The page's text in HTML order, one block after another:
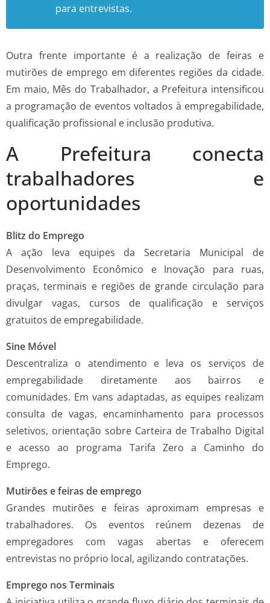
para entrevistas.
Outra frente importante é a realização de feiras e
mutirões de emprego em diferentes regiões da cidade.
Em maio, Mês do Trabalhador, a Prefeitura intensificou
a programação de eventos voltados à empregabilidade,
qualificação profissional e inclusão produtiva.
A Prefeitura conecta
trabalhadores e
oportunidades
Blitz do Emprego
A ação leva equipes da Secretaria Municipal de
Desenvolvimento Econômico e Inovação para ruas,
praças, terminais e regiões de grande circulação para
divulgar vagas, cursos de qualificação e serviços
gratuitos de empregabilidade.
Sine Móvel
Descentraliza o atendimento e leva os serviços de
empregabilidade diretamente aos bairros e
comunidades. Em vans adaptadas, as equipes realizam
consulta de vagas, encaminhamento para processos
seletivos, orientação sobre Carteira de Trabalho Digital
e acesso ao programa Tarifa Zero a Caminho do
Emprego.
Mutirões e feiras de emprego
Grandes mutirões e feiras aproximam empresas e
trabalhadores. Os eventos reúnem dezenas de
empregadores com vagas abertas e oferecem
entrevistas no próprio local, agilizando contratações.
Emprego nos Terminais